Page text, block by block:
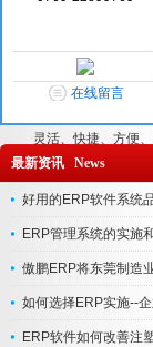
CNC、冲压、电镀
机械行业解决方案
外、序列号、售后、
手机方案解决方案
在制、异地仓储、
贸易行业解决方案
价格、厂商、MOQ）
条码管理解决方案
灵活、快捷、方便、
最新资讯 News
好用的ERP软件系统
ERP管理系统的实施
傲鹏ERP将东莞制造
如何选择ERP实施--
ERP软件如何改善注
在线留言